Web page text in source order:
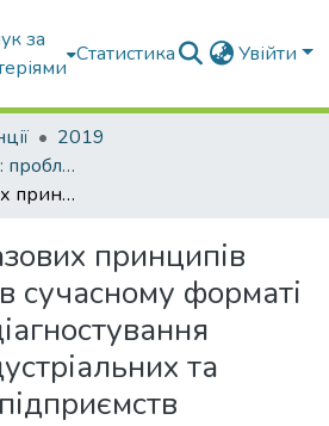
за
Статистика Увійти
2019
Будівельне право: проблеми теорії і практики
Реалізація базових принципів синергетики в сучасному форматі методології діагностування рівноваги індустріальних та будівельних підприємств
принципів
сучасному форматі
та